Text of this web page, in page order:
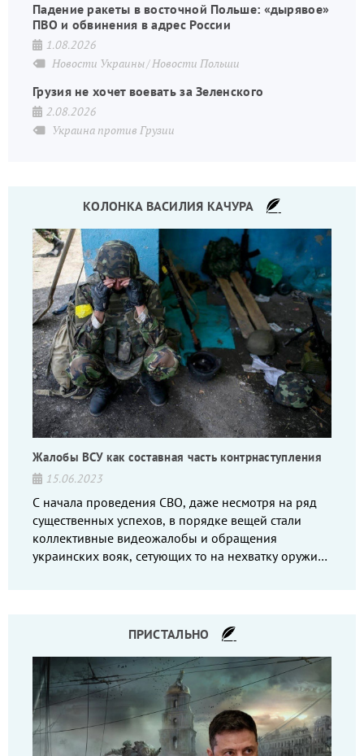
Падение ракеты в восточной Польше: «дырявое»
ПВО и обвинения в адрес России
1.08.2026
Новости Украины Новости Польши
Грузия не хочет воевать за Зеленского
2.08.2026
Украина против Грузии
КОЛОНКА ВАСИЛИЯ КАЧУРА
Жалобы ВСУ как составная часть контрнаступления
15.06.2023
С начала проведения СВО, даже несмотря на ряд
существенных успехов, в порядке вещей стали
коллективные видеожалобы и обращения
украинских вояк, сетующих то на нехватку оружия,
ПРИСТАЛЬНО